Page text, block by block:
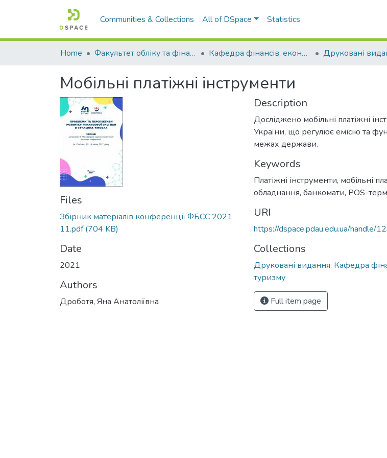
Communities & Collections All of DSpace Statistics
Home Факультет обліку та фінансів Кафедра фінансів, економічних досліджень і туризму
Мобільні платіжні інструменти
Files
Збірник матеріалів конференції ФБСС 2021
11.pdf(704 KB)
Date
2021
Authors
Дроботя, Яна Анатоліївна
Description
Досліджено мобільні платіжні
України, що регулює емісію та
межах держави.
Keywords
Платіжні інструменти, мобільні
обладнання, банкомати, POS-
URI
https://dspace.pdau.edu.ua/handle/
Collections
Друковані видання. Кафедра
туризму
Full item page